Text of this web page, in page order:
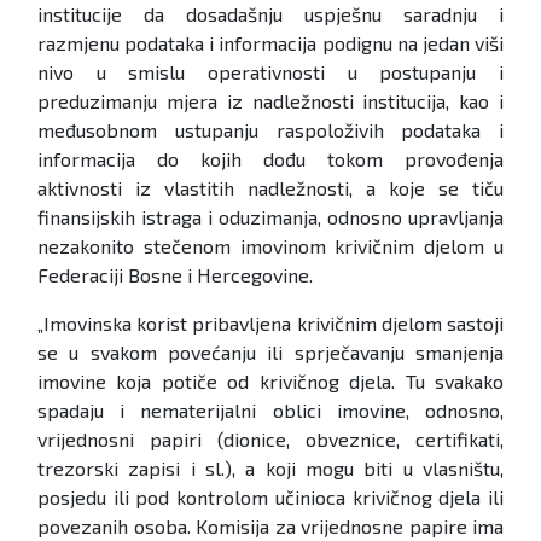
institucije da dosadašnju uspješnu saradnju i
razmjenu podataka i informacija podignu na jedan viši
nivo u smislu operativnosti u postupanju i
preduzimanju mjera iz nadležnosti institucija, kao i
međusobnom ustupanju raspoloživih podataka i
informacija do kojih dođu tokom provođenja
aktivnosti iz vlastitih nadležnosti, a koje se tiču
finansijskih istraga i oduzimanja, odnosno upravljanja
nezakonito stečenom imovinom krivičnim djelom u
Federaciji Bosne i Hercegovine.
„Imovinska korist pribavljena krivičnim djelom sastoji
se u svakom povećanju ili sprječavanju smanjenja
imovine koja potiče od krivičnog djela. Tu svakako
spadaju i nematerijalni oblici imovine, odnosno,
vrijednosni papiri (dionice, obveznice, certifikati,
trezorski zapisi i sl.), a koji mogu biti u vlasništu,
posjedu ili pod kontrolom učinioca krivičnog djela ili
povezanih osoba. Komisija za vrijednosne papire ima